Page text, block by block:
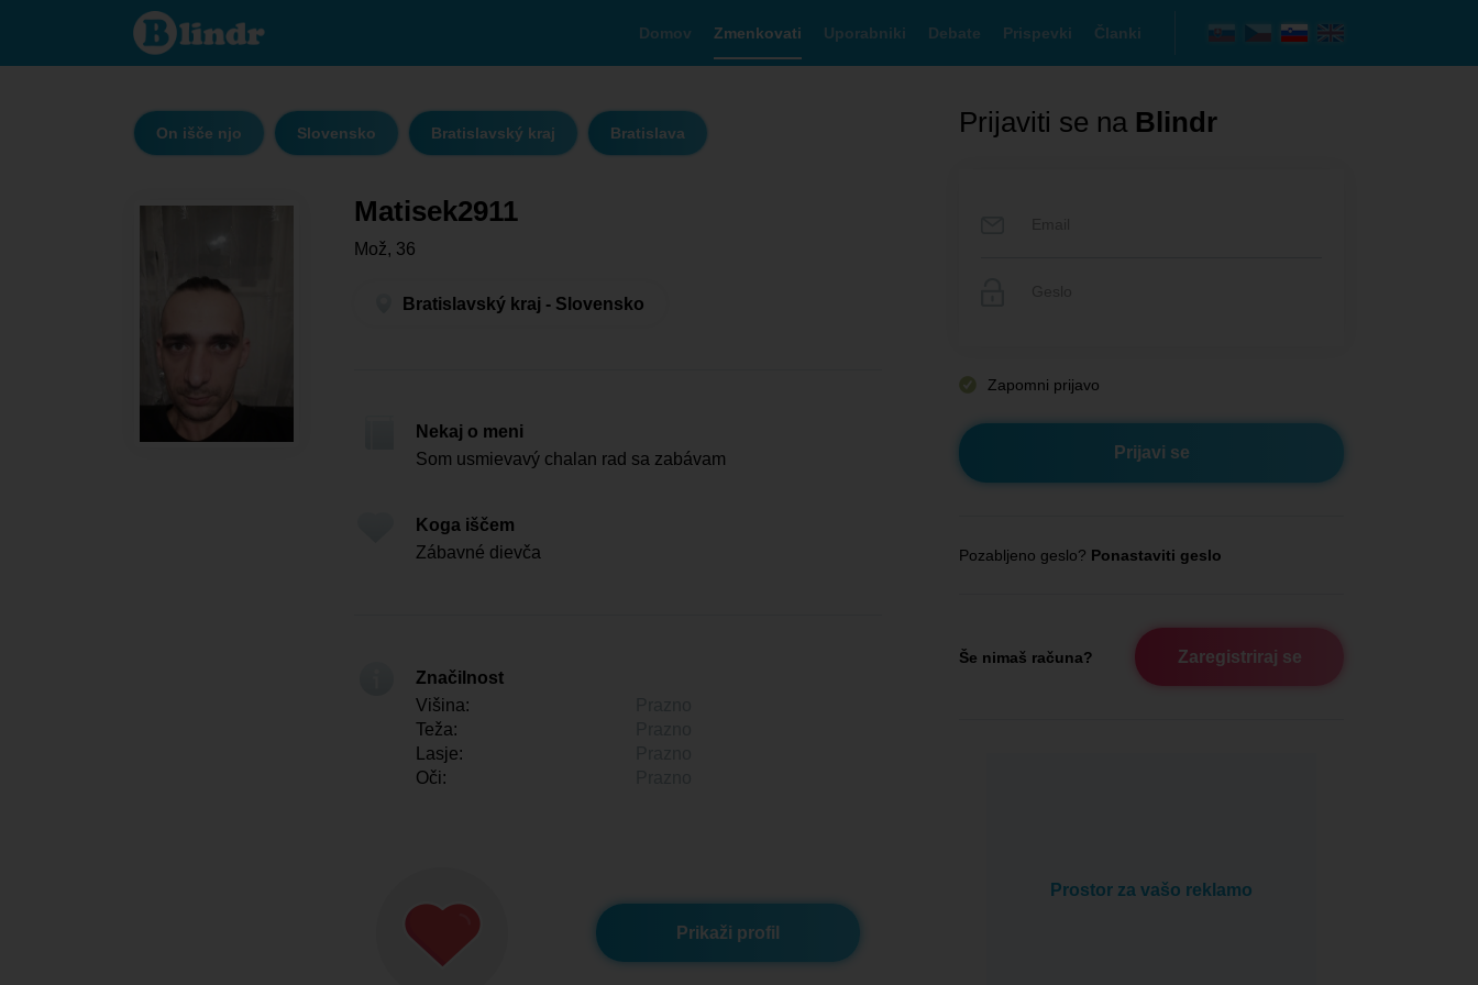
Matisek2911
- On išče
njo
Domov Zmenkovati Uporabniki Debate Prispevki Članki
On išče njo Slovensko Bratislavský kraj Bratislava
Matisek2911
Mož, 36
Bratislavský kraj - Slovensko
Nekaj o meni
Som usmievavý chalan rad sa zabávam
Koga iščem
Zábavné dievča
Značilnost
Višina:
Teža:
Lasje:
Oči:
Prikaži profil
Prijaviti se na Blindr
Zapomni prijavo
Pozabljeno geslo? Ponastaviti geslo
Še nimaš računa? Zaregistriraj se
Prostor za vašo reklamo